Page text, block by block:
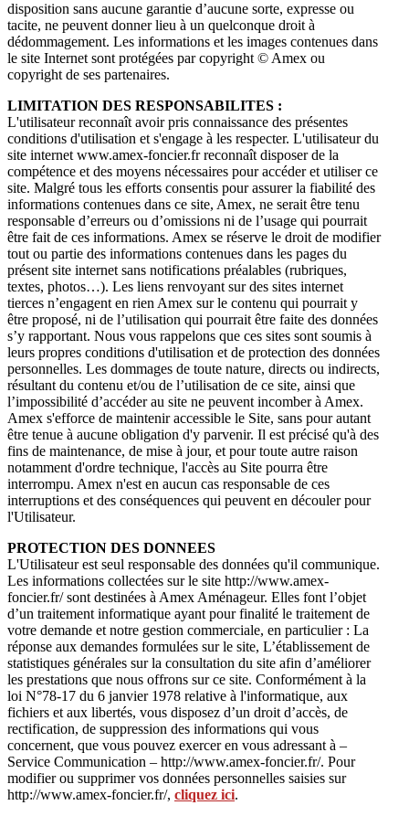
disposition sans aucune garantie d’aucune sorte, expresse ou
tacite, ne peuvent donner lieu à un quelconque droit à
dédommagement. Les informations et les images contenues dans
le site Internet sont protégées par copyright © Amex ou
copyright de ses partenaires.
LIMITATION DES RESPONSABILITES :
L'utilisateur reconnaît avoir pris connaissance des présentes
conditions d'utilisation et s'engage à les respecter. L'utilisateur du
site internet www.amex-foncier.fr reconnaît disposer de la
compétence et des moyens nécessaires pour accéder et utiliser ce
site. Malgré tous les efforts consentis pour assurer la fiabilité des
informations contenues dans ce site, Amex, ne serait être tenu
responsable d’erreurs ou d’omissions ni de l’usage qui pourrait
être fait de ces informations. Amex se réserve le droit de modifier
tout ou partie des informations contenues dans les pages du
présent site internet sans notifications préalables (rubriques,
textes, photos…). Les liens renvoyant sur des sites internet
tierces n’engagent en rien Amex sur le contenu qui pourrait y
être proposé, ni de l’utilisation qui pourrait être faite des données
s’y rapportant. Nous vous rappelons que ces sites sont soumis à
leurs propres conditions d'utilisation et de protection des données
personnelles. Les dommages de toute nature, directs ou indirects,
résultant du contenu et/ou de l’utilisation de ce site, ainsi que
l’impossibilité d’accéder au site ne peuvent incomber à Amex.
Amex s'efforce de maintenir accessible le Site, sans pour autant
être tenue à aucune obligation d'y parvenir. Il est précisé qu'à des
fins de maintenance, de mise à jour, et pour toute autre raison
notamment d'ordre technique, l'accès au Site pourra être
interrompu. Amex n'est en aucun cas responsable de ces
interruptions et des conséquences qui peuvent en découler pour
l'Utilisateur.
PROTECTION DES DONNEES
L'Utilisateur est seul responsable des données qu'il communique.
Les informations collectées sur le site http://www.amex-
foncier.fr/ sont destinées à Amex Aménageur. Elles font l’objet
d’un traitement informatique ayant pour finalité le traitement de
votre demande et notre gestion commerciale, en particulier : La
réponse aux demandes formulées sur le site, L’établissement de
statistiques générales sur la consultation du site afin d’améliorer
les prestations que nous offrons sur ce site. Conformément à la
loi N°78-17 du 6 janvier 1978 relative à l'informatique, aux
fichiers et aux libertés, vous disposez d’un droit d’accès, de
rectification, de suppression des informations qui vous
concernent, que vous pouvez exercer en vous adressant à –
Service Communication – http://www.amex-foncier.fr/. Pour
modifier ou supprimer vos données personnelles saisies sur
http://www.amex-foncier.fr/, cliquez ici.